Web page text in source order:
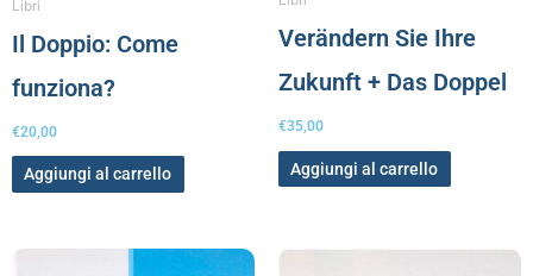
Libri
Il Doppio: Come
funziona?
€20,00
Aggiungi al carrello
Verändern Sie Ihre
Zukunft + Das Doppel
€35,00
Aggiungi al carrello